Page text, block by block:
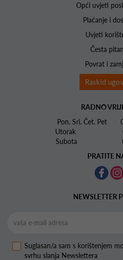
Opći uvjeti
Plaćanje i
Uvjeti
Česta
Povrat i
Raskid
RADNO
Pon. Sri. Čet. Pet
Utorak
Subota
PRATITE
NEWSLETTER
Suglasan/a sam s korištenjem
svrhu slanja Newslettera